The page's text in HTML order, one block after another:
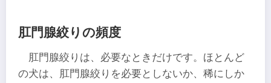
肛門腺絞りの頻度
肛門腺絞りは、必要なときだけです。ほとんど
の犬は、肛門腺絞りを必要としないか、稀にしか